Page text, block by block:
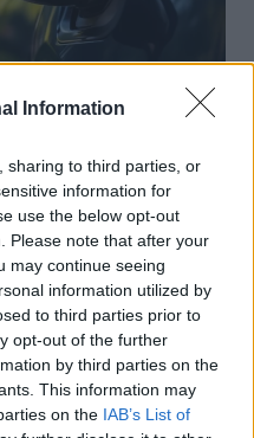
Information
sharing to third parties, or
information for
use the below opt-out
Please note that after your
may continue seeing
information utilized by
to third parties prior to
opt-out of the further
by third parties on the
This information may
on the IAB’s List of
ce que vous
avant
2026